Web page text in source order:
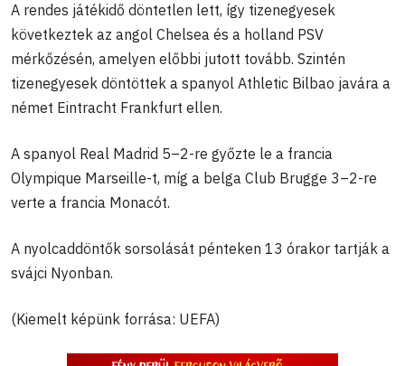
A rendes játékidő döntetlen lett, így tizenegyesek
következtek az angol Chelsea és a holland PSV
mérkőzésén, amelyen előbbi jutott tovább. Szintén
tizenegyesek döntöttek a spanyol Athletic Bilbao javára a
német Eintracht Frankfurt ellen.
A spanyol Real Madrid 5–2-re győzte le a francia
Olympique Marseille-t, míg a belga Club Brugge 3–2-re
verte a francia Monacót.
A nyolcaddöntők sorsolását pénteken 13 órakor tartják a
svájci Nyonban.
(Kiemelt képünk forrása: UEFA)